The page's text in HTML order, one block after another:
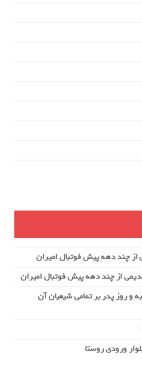
چند دهه پیش فوتبال امیران
از چند دهه پیش فوتبال امیران
روز پدر بر تمامی شیعیان آن
ورودی روستا